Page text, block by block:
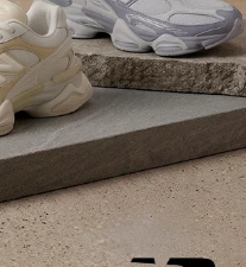
da marca são
como nylon,
de limpar, o que
mesmo com uso
para
da marca geralmente
mais leveza sem
os produtos, a
variedade de modelos
para possíveis